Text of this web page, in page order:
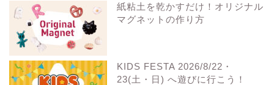
紙粘土を乾かすだけ！オリジナル
マグネットの作り方
KIDS FESTA 2026/8/22・
23(土・日) へ遊びに行こう！